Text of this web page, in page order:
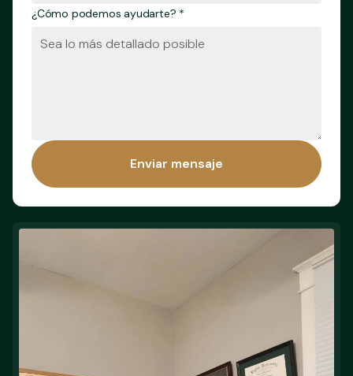
¿Cómo podemos ayudarte? *
Enviar mensaje